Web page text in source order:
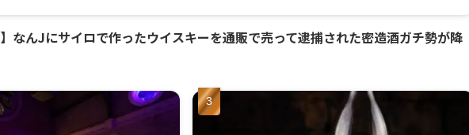
】なんJにサイロで作ったウイスキーを通販で売って逮捕された密造酒ガチ勢が降